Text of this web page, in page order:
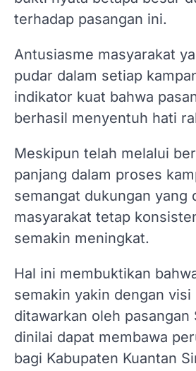
terhadap pasangan ini.
Antusiasme masyarakat
pudar dalam setiap
indikator kuat bahwa
berhasil menyentuh hati
Meskipun telah melalui
panjang dalam proses
semangat dukungan yang
masyarakat tetap
semakin meningkat.
Hal ini membuktikan
semakin yakin dengan visi
ditawarkan oleh pasangan
dinilai dapat membawa
bagi Kabupaten Kuantan